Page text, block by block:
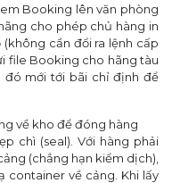
Booking lên văn phòng
cho phép chủ hàng in
cần đổi ra lệnh cấp
file Booking cho hãng tàu
đó mới tới bãi chỉ định để
về kho để đóng hàng
chì (seal). Với hàng phải
(chẳng hạn kiểm dịch),
container về cảng. Khi lấy